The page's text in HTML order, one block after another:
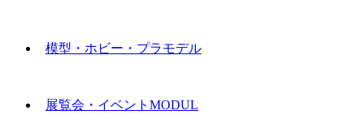
模型・ホビー・プラモデル
展覧会・イベントMODUL